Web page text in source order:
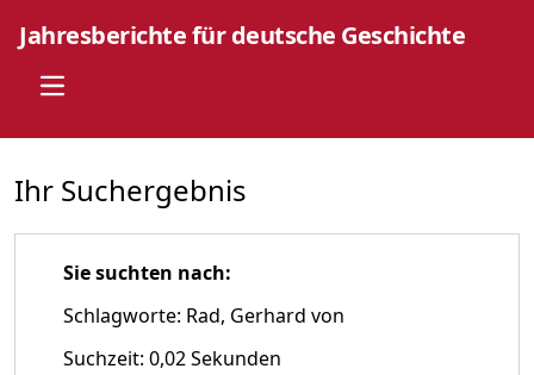
Jahresberichte für deutsche Geschichte
Open main menu
Ihr Suchergebnis
Sie suchten nach:
Schlagworte: Rad, Gerhard von
Suchzeit: 0,02 Sekunden